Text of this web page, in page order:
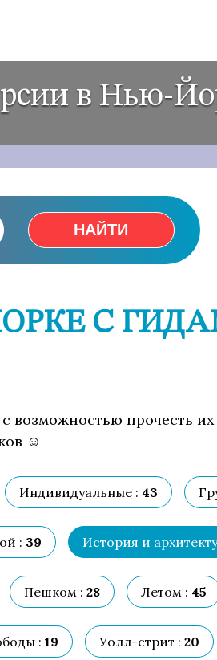
в Нью-
НАЙТИ
С
возможностью прочесть
☺
Индивидуальные : 43
: 39 История и
Пешком : 28 Летом : 45
: 19 Уолл-стрит : 20